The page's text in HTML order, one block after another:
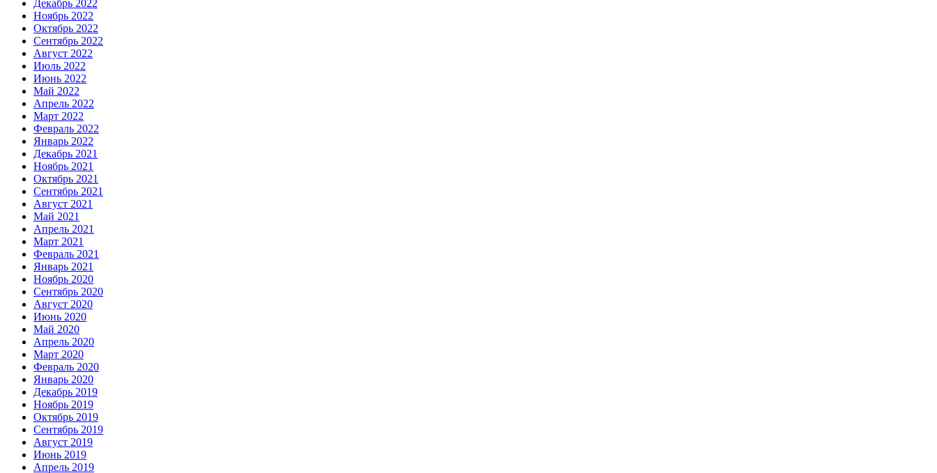
Декабрь 2022
Ноябрь 2022
Октябрь 2022
Сентябрь 2022
Август 2022
Июль 2022
Июнь 2022
Май 2022
Апрель 2022
Март 2022
Февраль 2022
Январь 2022
Декабрь 2021
Ноябрь 2021
Октябрь 2021
Сентябрь 2021
Август 2021
Май 2021
Апрель 2021
Март 2021
Февраль 2021
Январь 2021
Ноябрь 2020
Сентябрь 2020
Август 2020
Июнь 2020
Май 2020
Апрель 2020
Март 2020
Февраль 2020
Январь 2020
Декабрь 2019
Ноябрь 2019
Октябрь 2019
Сентябрь 2019
Август 2019
Июнь 2019
Апрель 2019